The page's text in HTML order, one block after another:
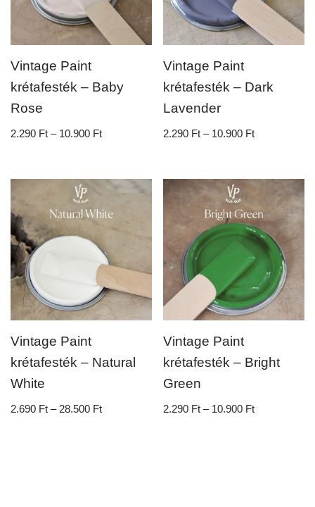
Vintage Paint
krétafesték – Baby
Rose
2.290 Ft – 10.900 Ft
Vintage Paint
krétafesték – Dark
Lavender
2.290 Ft – 10.900 Ft
Vintage Paint
krétafesték – Natural
White
2.690 Ft – 28.500 Ft
Vintage Paint
krétafesték – Bright
Green
2.290 Ft – 10.900 Ft